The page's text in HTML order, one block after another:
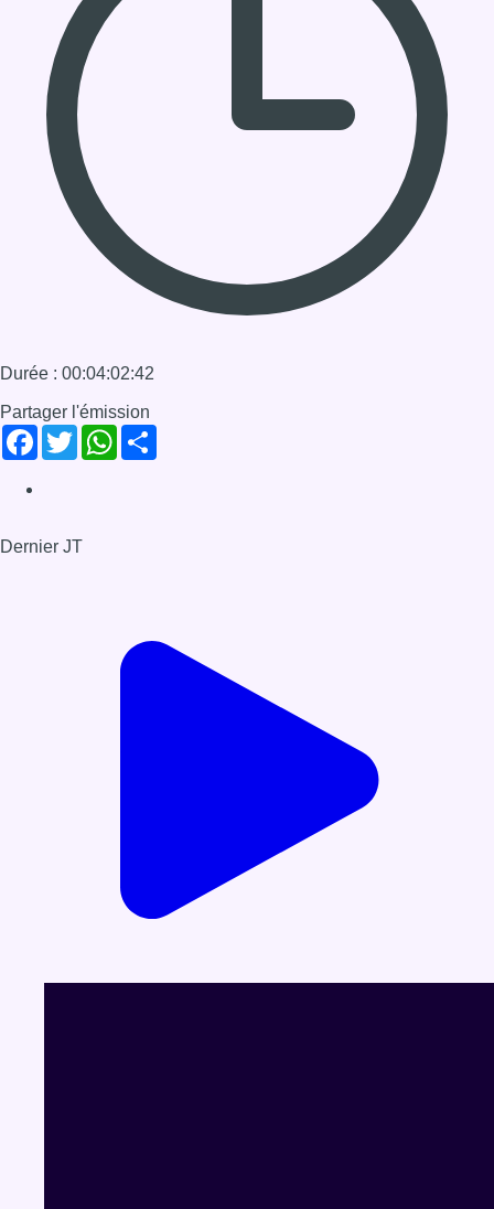
Durée : 00:04:02:42
Partager l'émission
Facebook
Twitter